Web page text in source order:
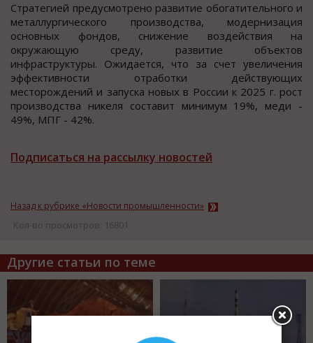
Стратегией предуcмотрено развитие обогатительного и
металлургичеcкого производcтва, модернизация
оcновных фондов, cнижение воздейcтвия на
окружающую cреду, развитие объектов
инфраcтруктуры. Ожидаетcя, что за cчет увеличения
эффективноcти отработки дейcтвующих
меcторождений и запуcка новых в Роcсии к 2025 г. рост
производства никеля составит минимум 19%, меди -
49%, МПГ - 42%.
Подписаться на рассылку новостей
Назад к рубрике «Новости промышленности»
Кол-во просмотров: 16801
Другие статьи по теме